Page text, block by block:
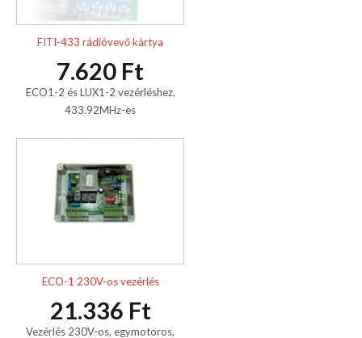
FITI-433 rádióvevő kártya
7.620 Ft
ECO1-2 és LUX1-2 vezérléshez,
433.92MHz-es
ECO-1 230V-os vezérlés
21.336 Ft
Vezérlés 230V-os, egymotoros,